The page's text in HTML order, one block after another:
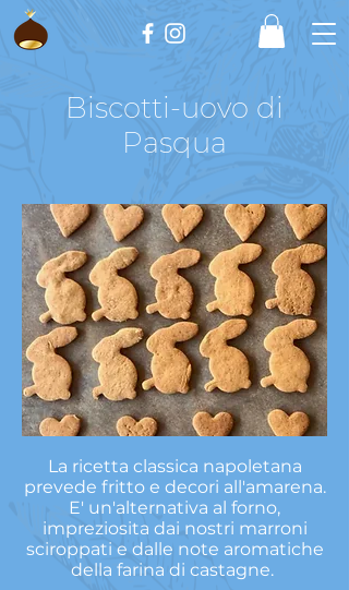
Biscotti-uovo di
Pasqua
La ricetta classica napoletana
prevede fritto e decori all'amarena.
E' un'alternativa al forno,
impreziosita dai nostri marroni
sciroppati e dalle note aromatiche
della farina di castagne.